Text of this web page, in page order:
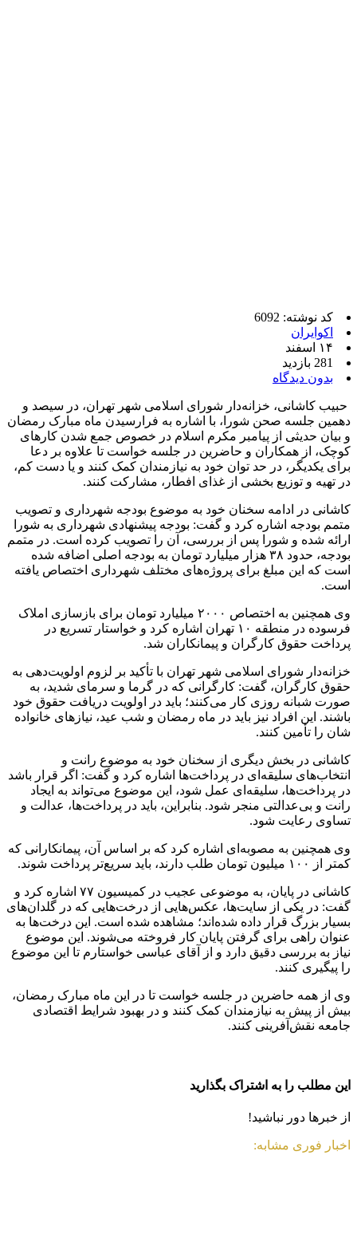
کد نوشته: 6092
اکوایران
۱۴ اسفند
281 بازدید
بدون دیدگاه
حبیب کاشانی، خزانه‌دار شورای اسلامی شهر تهران، در سیصد و
دهمین جلسه صحن شورا، با اشاره به فرارسیدن ماه مبارک رمضان
و بیان حدیثی از پیامبر مکرم اسلام در خصوص جمع شدن کارهای
کوچک، از همکاران و حاضرین در جلسه خواست تا علاوه بر دعا
برای یکدیگر، در حد توان خود به نیازمندان کمک کنند و یا دست کم،
در تهیه و توزیع بخشی از غذای افطار، مشارکت کنند.
کاشانی در ادامه سخنان خود به موضوع بودجه شهرداری و تصویب
متمم بودجه اشاره کرد و گفت: بودجه پیشنهادی شهرداری به شورا
ارائه شده و شورا پس از بررسی، آن را تصویب کرده است. در متمم
بودجه، حدود ۳۸ هزار میلیارد تومان به بودجه اصلی اضافه شده
است که این مبلغ برای پروژه‌های مختلف شهرداری اختصاص یافته
است.
وی همچنین به اختصاص ۲۰۰۰ میلیارد تومان برای بازسازی املاک
فرسوده در منطقه ۱۰ تهران اشاره کرد و خواستار تسریع در
پرداخت حقوق کارگران و پیمانکاران شد.
خزانه‌دار شورای اسلامی شهر تهران با تأکید بر لزوم اولویت‌دهی به
حقوق کارگران، گفت: کارگرانی که در گرما و سرمای شدید، به
صورت شبانه روزی کار می‌کنند؛ باید در اولویت دریافت حقوق خود
باشند. این افراد نیز باید در ماه رمضان و شب عید، نیازهای خانواده
شان را تأمین کنند.
کاشانی در بخش دیگری از سخنان خود به موضوع رانت و
انتخاب‌های سلیقه‌ای در پرداخت‌ها اشاره کرد و گفت: اگر قرار باشد
در پرداخت‌ها، سلیقه‌ای عمل شود، این موضوع می‌تواند به ایجاد
رانت و بی‌عدالتی منجر شود. بنابراین، باید در پرداخت‌ها، عدالت و
تساوی رعایت شود.
وی همچنین به مصوبه‌ای اشاره کرد که بر اساس آن، پیمانکارانی که
کمتر از ۱۰۰ میلیون تومان طلب دارند، باید سریع‌تر پرداخت شوند.
کاشانی در پایان، به موضوعی عجیب در کمیسیون ۷۷ اشاره کرد و
گفت: در یکی از سایت‌ها، عکس‌هایی از درخت‌هایی که در گلدان‌های
بسیار بزرگ قرار داده شده‌اند؛ مشاهده شده است. این درخت‌ها به
عنوان راهی برای گرفتن پایان کار فروخته می‌شوند. این موضوع
نیاز به بررسی دقیق دارد و از آقای عباسی خواستارم تا این موضوع
را پیگیری کنند.
وی از همه حاضرین در جلسه خواست تا در این ماه مبارک رمضان،
بیش از پیش به نیازمندان کمک کنند و در بهبود شرایط اقتصادی
جامعه نقش‌آفرینی کنند.
این مطلب را به اشتراک بگذارید
از خبرها دور نباشید!
اخبار فوری مشابه: